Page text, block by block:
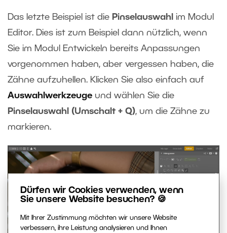
Dürfen wir Cookies verwenden, wenn
Sie unsere Website besuchen? 🍪
Mit Ihrer Zustimmung möchten wir unsere Website
verbessern, ihre Leistung analysieren und Ihnen
Das letzte Beispiel ist die Pinselauswahl im Modul
Editor. Dies ist zum Beispiel dann nützlich, wenn
Sie im Modul Entwickeln bereits Anpassungen
vorgenommen haben, aber vergessen haben, die
Zähne aufzuhellen. Klicken Sie also einfach auf
Auswahlwerkzeuge und wählen Sie die
Pinselauswahl (Umschalt + Q), um die Zähne zu
markieren.